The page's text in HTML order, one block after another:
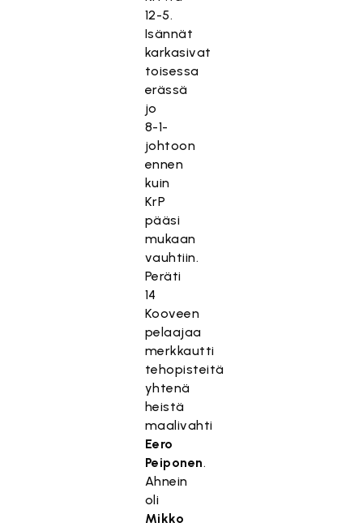
12-5.
Isännät
karkasivat
toisessa
erässä
jo
8-1-
johtoon
ennen
kuin
KrP
pääsi
mukaan
vauhtiin.
Peräti
14
Kooveen
pelaajaa
merkkautti
tehopisteitä
yhtenä
heistä
maalivahti
Eero
Peiponen.
Ahnein
oli
Mikko